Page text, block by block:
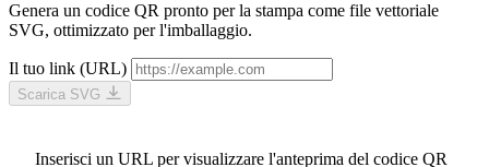
Genera un codice QR pronto per la stampa come file vettoriale
SVG, ottimizzato per l'imballaggio.
Il tuo link (URL)
Scarica SVG
Inserisci un URL per visualizzare l'anteprima del codice QR